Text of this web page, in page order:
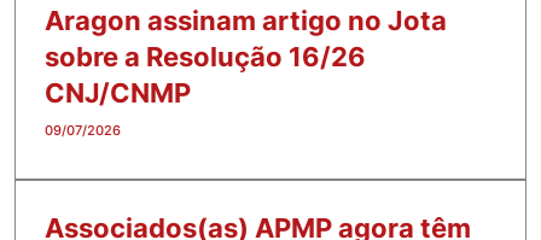
Aragon assinam artigo no Jota
sobre a Resolução 16/26
CNJ/CNMP
09/07/2026
Associados(as) APMP agora têm